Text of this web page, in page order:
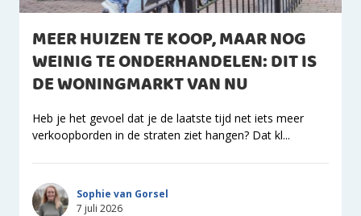
MEER HUIZEN TE KOOP, MAAR NOG
WEINIG TE ONDERHANDELEN: DIT IS
DE WONINGMARKT VAN NU
Heb je het gevoel dat je de laatste tijd net iets meer
verkoopborden in de straten ziet hangen? Dat kl...
Sophie van Gorsel
7 juli 2026